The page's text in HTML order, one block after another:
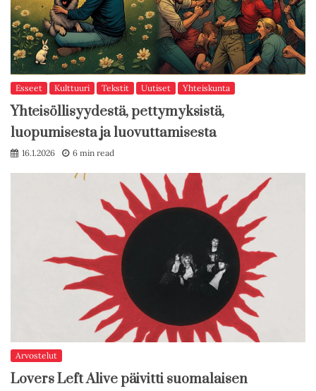
Esseet Kulttuuri Tekstit Uutiset Yhteiskunta
Yhteisöllisyydestä, pettymyksistä,
luopumisesta ja luovuttamisesta
16.1.2026 6 min read
Arvostelut
Lovers Left Alive päivitti suomalaisen